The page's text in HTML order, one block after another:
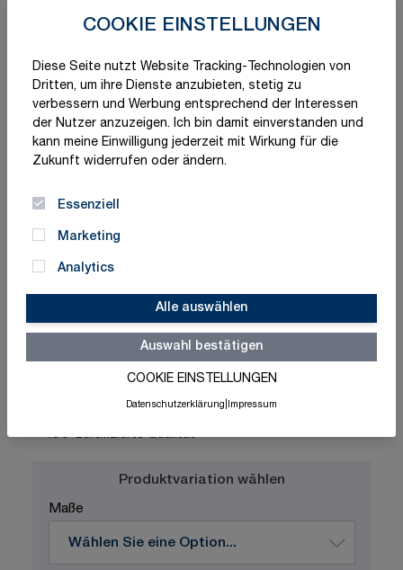
COOKIE EINSTELLUNGEN
Diese Seite nutzt Website Tracking-Technologien von
Dritten, um ihre Dienste anzubieten, stetig zu
verbessern und Werbung entsprechend der Interessen
der Nutzer anzuzeigen. Ich bin damit einverstanden und
kann meine Einwilligung jederzeit mit Wirkung für die
Zukunft widerrufen oder ändern.
Essenziell
Marketing
Analytics
Alle auswählen
Auswahl bestätigen
COOKIE EINSTELLUNGEN
Datenschutzerklärung Impressum
ISO-zertifizierte Qualität
Produktvariation wählen
Maße